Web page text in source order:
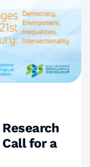
for a